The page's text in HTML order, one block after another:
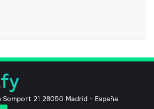
Somport 21 28050 Madrid - España